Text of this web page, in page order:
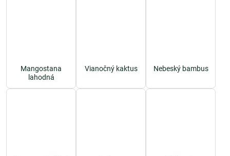
Mangostana
lahodná
Vianočný kaktus Nebeský bambus